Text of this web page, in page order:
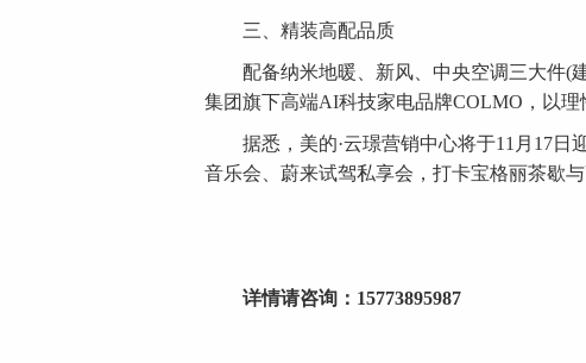
三、精装高配品质
配备纳米地暖、新风、中央空调三大件(建
集团旗下高端AI科技家电品牌COLMO，以理
据悉，美的·云璟营销中心将于11月17日
音乐会、蔚来试驾私享会，打卡宝格丽茶歇
详情请咨询：15773895987